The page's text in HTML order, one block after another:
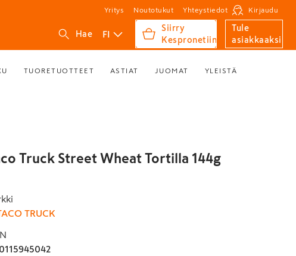
Yritys Noutotukut Yhteystiedot Kirjaudu
Hae FI
Siirry
Kespronetiin
Tule
asiakkaaksi
TUORETUOTTEET ASTIAT JUOMAT YLEISTÄ
Truck Street Wheat Tortilla 144g
TRUCK